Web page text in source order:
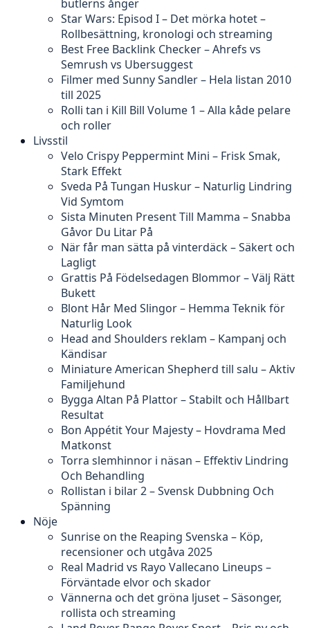
butlerns ånger
Star Wars: Episod I – Det mörka hotet –
Rollbesättning, kronologi och streaming
Best Free Backlink Checker – Ahrefs vs
Semrush vs Ubersuggest
Filmer med Sunny Sandler – Hela listan 2010
till 2025
Rolli tan i Kill Bill Volume 1 – Alla kåde pelare
och roller
Livsstil
Velo Crispy Peppermint Mini – Frisk Smak,
Stark Effekt
Sveda På Tungan Huskur – Naturlig Lindring
Vid Symtom
Sista Minuten Present Till Mamma – Snabba
Gåvor Du Litar På
När får man sätta på vinterdäck – Säkert och
Lagligt
Grattis På Födelsedagen Blommor – Välj Rätt
Bukett
Blont Hår Med Slingor – Hemma Teknik för
Naturlig Look
Head and Shoulders reklam – Kampanj och
Kändisar
Miniature American Shepherd till salu – Aktiv
Familjehund
Bygga Altan På Plattor – Stabilt och Hållbart
Resultat
Bon Appétit Your Majesty – Hovdrama Med
Matkonst
Torra slemhinnor i näsan – Effektiv Lindring
Och Behandling
Rollistan i bilar 2 – Svensk Dubbning Och
Spänning
Nöje
Sunrise on the Reaping Svenska – Köp,
recensioner och utgåva 2025
Real Madrid vs Rayo Vallecano Lineups –
Förväntade elvor och skador
Vännerna och det gröna ljuset – Säsonger,
rollista och streaming